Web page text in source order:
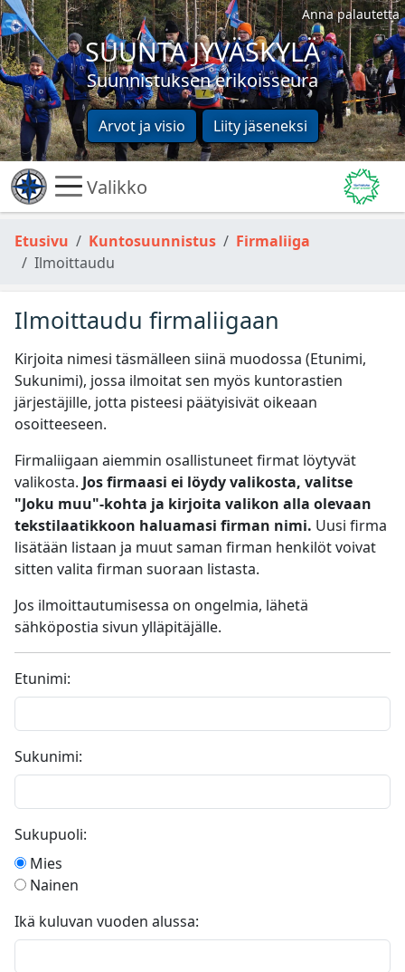
SUUNTA JYVÄSKYLÄ
Suunnistuksen erikoisseura
Arvot ja visio Liity jäseneksi
Anna palautetta
Valikko
Etusivu Kuntosuunnistus
Firmaliiga
Ilmoittaudu
Ilmoittaudu firmaliigaan
Kirjoita nimesi täsmälleen siinä muodossa (Etunimi,
Sukunimi), jossa ilmoitat sen myös kuntorastien
järjestäjille, jotta pisteesi päätyisivät oikeaan
osoitteeseen.
Firmaliigaan aiemmin osallistuneet firmat löytyvät
valikosta. Jos firmaasi ei löydy valikosta, valitse
"Joku muu"-kohta ja kirjoita valikon alla olevaan
tekstilaatikkoon haluamasi firman nimi. Uusi firma
lisätään listaan ja muut saman firman henkilöt voivat
sitten valita firman suoraan listasta.
Jos ilmoittautumisessa on ongelmia, lähetä
sähköpostia sivun ylläpitäjälle.
Etunimi:
Sukunimi:
Sukupuoli:
Mies
Nainen
Ikä kuluvan vuoden alussa: